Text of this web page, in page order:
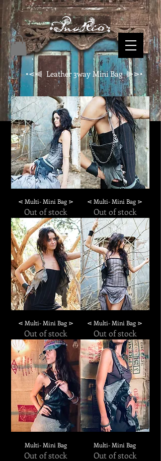
•⋖⫷ Leather 3way Mini Bag⫸⋗•
⋖ Multi- Mini Bag ⋗
Out of stock
⋖ Multi- Mini Bag ⋗
Out of stock
⋖ Multi- Mini Bag ⋗
Out of stock
⋖ Multi- Mini Bag ⋗
Out of stock
Multi- Mini Bag
Out of stock
Multi- Mini Bag
Out of stock